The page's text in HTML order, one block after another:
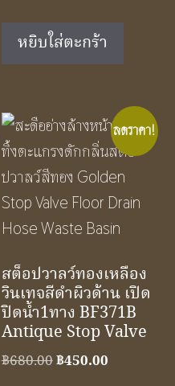
was:
฿550.00.
หยิบใส่ตะกร้า
ลดราคา!
สต็อปวาลว์ทองเหลือง
วินเทจสีดำผิวด้าน เปิด
ปิดน้ำ1ทาง BF371B
Antique Stop Valve
฿680.00Original
฿450.00Current